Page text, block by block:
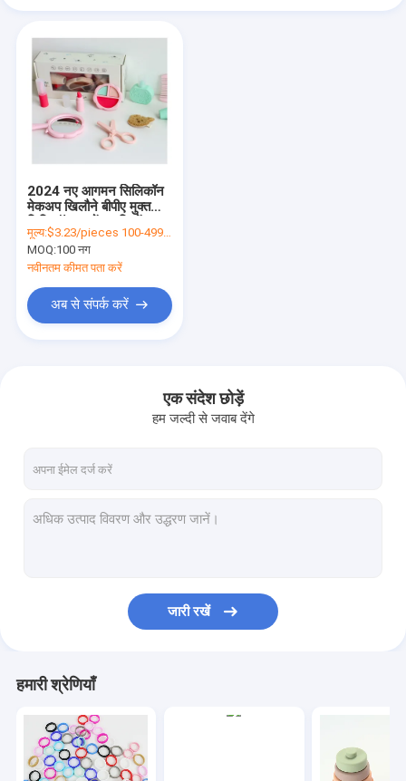
घर
उत्पादों
वीडियो
2024 नए आगमन सिलिकॉन
मेकअप खिलौने बीपीए मुक्त
उपकरण खिलौने सेट के साथ
मूल्य:$3.23/pieces 100-499 pieces
MOQ:100 नग
नवीनतम कीमत पता करें
अब से संपर्क करें
एक संदेश छोड़ें
हम जल्दी से जवाब देंगे
जारी रखें
हमारी श्रेणियाँ